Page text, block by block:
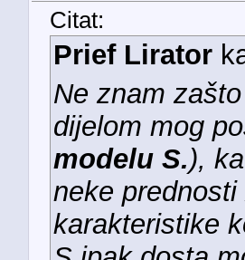
Citat:
Prief Lirator
Ne znam
dijelom mog
modelu S.),
neke
karakteristike